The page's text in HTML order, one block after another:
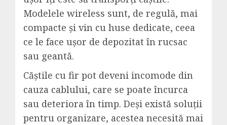
Modelele wireless sunt, de regulă, mai
compacte și vin cu huse dedicate, ceea
ce le face ușor de depozitat în rucsac
sau geantă.
Căștile cu fir pot deveni incomode din
cauza cablului, care se poate încurca
sau deteriora în timp. Deși există soluții
pentru organizare, acestea necesită mai